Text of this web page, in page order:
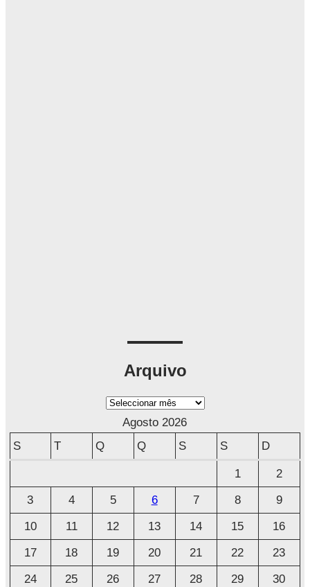
Arquivo
A
v
o
Agosto 2026
S
T Q Q S S D
1
2
3
4 5 6 7 8
9
10
11 12 13 14 15
16
17
18 19 20 21 22
23
24
25 26 27 28 29
30